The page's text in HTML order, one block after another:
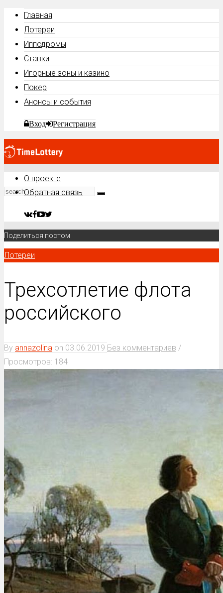
Главная
Лотереи
Ипподромы
Ставки
Игорные зоны и казино
Покер
Анонсы и события
Вход Регистрация
О проекте
Обратная связь
Поделиться постом
Лотереи
Трехсотлетие флота
российского
By annazolina on 03.06.2019 Без комментариев /
Просмотров: 184